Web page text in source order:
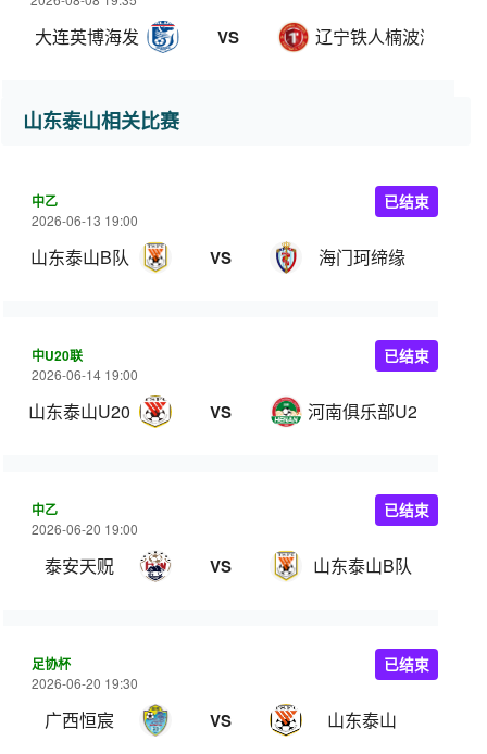
大连英博海发 VS 辽宁铁人楠波湾
山东泰山相关比赛
中乙
2026-06-13 19:00
山东泰山B队 VS 海门珂缔缘
已结束
中U20联
2026-06-14 19:00
山东泰山U20 VS 河南俱乐部U20
已结束
中乙
2026-06-20 19:00
泰安天贶 VS 山东泰山B队
已结束
足协杯
2026-06-20 19:30
广西恒宸 VS 山东泰山
已结束